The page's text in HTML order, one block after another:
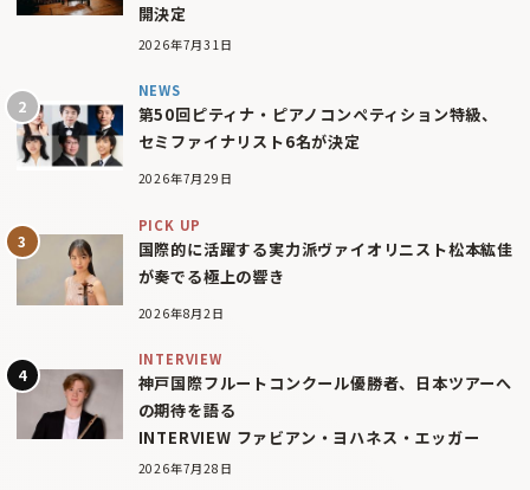
開決定
2026年7月31日
NEWS
第50回ピティナ・ピアノコンペティション特級、
セミファイナリスト6名が決定
2026年7月29日
PICK UP
国際的に活躍する実力派ヴァイオリニスト松本紘佳
が奏でる極上の響き
2026年8月2日
INTERVIEW
神戸国際フルートコンクール優勝者、日本ツアーへ
の期待を語る
INTERVIEW ファビアン・ヨハネス・エッガー
2026年7月28日